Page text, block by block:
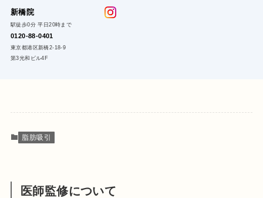
新橋院
駅徒歩0分 平日20時まで
0120-88-0401
東京都港区新橋2-18-9
第3光和ビル4F
脂肪吸引
医師監修について